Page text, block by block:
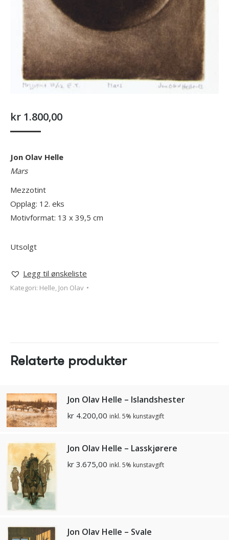
kr 1.800,00
Jon Olav Helle
Mars
Mezzotint
Opplag: 12. eks
Motivformat: 13 x 39,5 cm
Utsolgt
Legg til ønskeliste
Kategori: Helle, Jon Olav
Relaterte produkter
Jon Olav Helle – Islandshester
kr 4.200,00 inkl. 5% kunstavgift
Jon Olav Helle – Lasskjørere
kr 3.675,00 inkl. 5% kunstavgift
Jon Olav Helle – Svale